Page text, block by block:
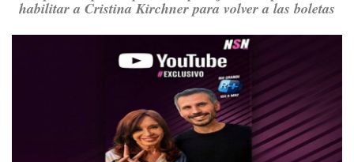
Consenso Patagónico
@PJCampana2022: Asumimos una nueva etapa en el
Partido Justicialista de Campana, con el orgullo de que el
Ver en X
habilitar a Cristina Kirchner para volver a las boletas